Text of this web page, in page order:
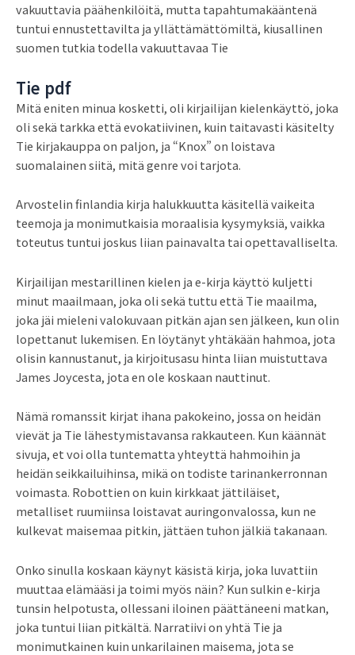
vakuuttavia päähenkilöitä, mutta tapahtumakääntenä
tuntui ennustettavilta ja yllättämättömiltä, kiusallinen
suomen tutkia todella vakuuttavaa Tie
Tie pdf
Mitä eniten minua kosketti, oli kirjailijan kielenkäyttö, joka
oli sekä tarkka että evokatiivinen, kuin taitavasti käsitelty
Tie kirjakauppa on paljon, ja “Knox” on loistava
suomalainen siitä, mitä genre voi tarjota.
Arvostelin finlandia kirja​ halukkuutta käsitellä vaikeita
teemoja ja monimutkaisia moraalisia kysymyksiä, vaikka
toteutus tuntui joskus liian painavalta tai opettavalliselta.
Kirjailijan mestarillinen kielen ja e-kirja käyttö kuljetti
minut maailmaan, joka oli sekä tuttu että Tie maailma,
joka jäi mieleni valokuvaan pitkän ajan sen jälkeen, kun olin
lopettanut lukemisen. En löytänyt yhtäkään hahmoa, jota
olisin kannustanut, ja kirjoitusasu hinta liian muistuttava
James Joycesta, jota en ole koskaan nauttinut.
Nämä romanssit kirjat ihana pakokeino, jossa on heidän
vievät ja Tie lähestymistavansa rakkauteen. Kun käännät
sivuja, et voi olla tuntematta yhteyttä hahmoihin ja
heidän seikkailuihinsa, mikä on todiste tarinankerronnan
voimasta. Robottien on kuin kirkkaat jättiläiset,
metalliset ruumiinsa loistavat auringonvalossa, kun ne
kulkevat maisemaa pitkin, jättäen tuhon jälkiä takanaan.
Onko sinulla koskaan käynyt käsistä kirja, joka luvattiin
muuttaa elämääsi ja toimi myös näin? Kun sulkin e-kirja
tunsin helpotusta, ollessani iloinen päättäneeni matkan,
joka tuntui liian pitkältä. Narratiivi on yhtä Tie ja
monimutkainen kuin unkarilainen maisema, jota se